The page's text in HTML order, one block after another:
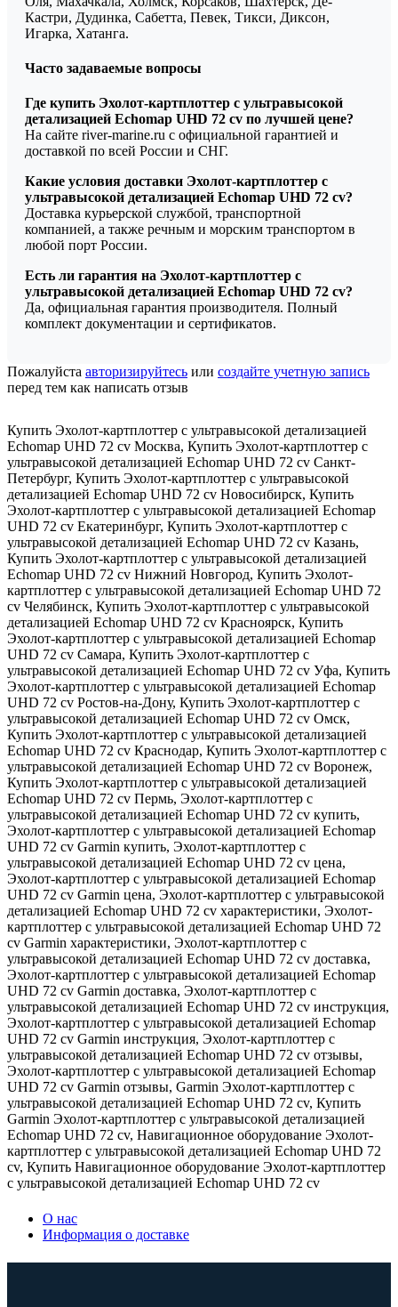
Кастри, Дудинка, Сабетта, Певек, Тикси, Диксон,
Игарка, Хатанга.
Часто задаваемые вопросы
Где купить Эхолот-картплоттер с ультравысокой
детализацией Echomap UHD 72 cv по лучшей цене?
На сайте river-marine.ru с официальной гарантией и
доставкой по всей России и СНГ.
Какие условия доставки Эхолот-картплоттер с
ультравысокой детализацией Echomap UHD 72 cv?
Доставка курьерской службой, транспортной
компанией, а также речным и морским транспортом в
любой порт России.
Есть ли гарантия на Эхолот-картплоттер с
ультравысокой детализацией Echomap UHD 72 cv?
Да, официальная гарантия производителя. Полный
комплект документации и сертификатов.
Пожалуйста авторизируйтесь или создайте учетную запись
перед тем как написать отзыв
Купить Эхолот-картплоттер с ультравысокой детализацией
Echomap UHD 72 cv Москва, Купить Эхолот-картплоттер с
ультравысокой детализацией Echomap UHD 72 cv Санкт-
Петербург, Купить Эхолот-картплоттер с ультравысокой
детализацией Echomap UHD 72 cv Новосибирск, Купить
Эхолот-картплоттер с ультравысокой детализацией Echomap
UHD 72 cv Екатеринбург, Купить Эхолот-картплоттер с
ультравысокой детализацией Echomap UHD 72 cv Казань,
Купить Эхолот-картплоттер с ультравысокой детализацией
Echomap UHD 72 cv Нижний Новгород, Купить Эхолот-
картплоттер с ультравысокой детализацией Echomap UHD 72
cv Челябинск, Купить Эхолот-картплоттер с ультравысокой
детализацией Echomap UHD 72 cv Красноярск, Купить
Эхолот-картплоттер с ультравысокой детализацией Echomap
UHD 72 cv Самара, Купить Эхолот-картплоттер с
ультравысокой детализацией Echomap UHD 72 cv Уфа, Купить
Эхолот-картплоттер с ультравысокой детализацией Echomap
UHD 72 cv Ростов-на-Дону, Купить Эхолот-картплоттер с
ультравысокой детализацией Echomap UHD 72 cv Омск,
Купить Эхолот-картплоттер с ультравысокой детализацией
Echomap UHD 72 cv Краснодар, Купить Эхолот-картплоттер с
ультравысокой детализацией Echomap UHD 72 cv Воронеж,
Купить Эхолот-картплоттер с ультравысокой детализацией
Echomap UHD 72 cv Пермь, Эхолот-картплоттер с
ультравысокой детализацией Echomap UHD 72 cv купить,
Эхолот-картплоттер с ультравысокой детализацией Echomap
UHD 72 cv Garmin купить, Эхолот-картплоттер с
ультравысокой детализацией Echomap UHD 72 cv цена,
Эхолот-картплоттер с ультравысокой детализацией Echomap
UHD 72 cv Garmin цена, Эхолот-картплоттер с ультравысокой
детализацией Echomap UHD 72 cv характеристики, Эхолот-
картплоттер с ультравысокой детализацией Echomap UHD 72
cv Garmin характеристики, Эхолот-картплоттер с
ультравысокой детализацией Echomap UHD 72 cv доставка,
Эхолот-картплоттер с ультравысокой детализацией Echomap
UHD 72 cv Garmin доставка, Эхолот-картплоттер с
ультравысокой детализацией Echomap UHD 72 cv инструкция,
Эхолот-картплоттер с ультравысокой детализацией Echomap
UHD 72 cv Garmin инструкция, Эхолот-картплоттер с
ультравысокой детализацией Echomap UHD 72 cv отзывы,
Эхолот-картплоттер с ультравысокой детализацией Echomap
UHD 72 cv Garmin отзывы, Garmin Эхолот-картплоттер с
ультравысокой детализацией Echomap UHD 72 cv, Купить
Garmin Эхолот-картплоттер с ультравысокой детализацией
Echomap UHD 72 cv, Навигационное оборудование Эхолот-
картплоттер с ультравысокой детализацией Echomap UHD 72
cv, Купить Навигационное оборудование Эхолот-картплоттер
с ультравысокой детализацией Echomap UHD 72 cv
О нас
Информация о доставке